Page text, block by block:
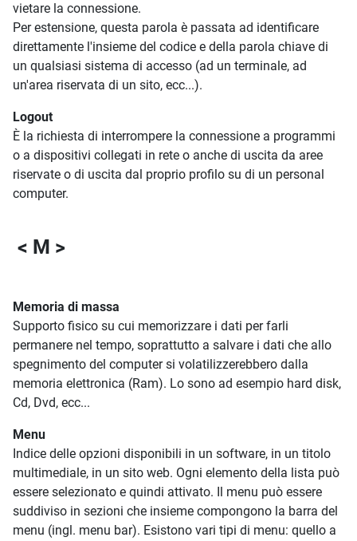
vietare la connessione.
Per estensione, questa parola è passata ad identificare
direttamente l'insieme del codice e della parola chiave di
un qualsiasi sistema di accesso (ad un terminale, ad
un'area riservata di un sito, ecc...).
Logout
È la richiesta di interrompere la connessione a programmi
o a dispositivi collegati in rete o anche di uscita da aree
riservate o di uscita dal proprio profilo su di un personal
computer.
< M >
Memoria di massa
Supporto fisico su cui memorizzare i dati per farli
permanere nel tempo, soprattutto a salvare i dati che allo
spegnimento del computer si volatilizzerebbero dalla
memoria elettronica (Ram). Lo sono ad esempio hard disk,
Cd, Dvd, ecc...
Menu
Indice delle opzioni disponibili in un software, in un titolo
multimediale, in un sito web. Ogni elemento della lista può
essere selezionato e quindi attivato. Il menu può essere
suddiviso in sezioni che insieme compongono la barra del
menu (ingl. menu bar). Esistono vari tipi di menu: quello a